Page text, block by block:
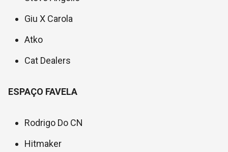
Giu X Carola
Atko
Cat Dealers
ESPAÇO FAVELA
Rodrigo Do CN
Hitmaker